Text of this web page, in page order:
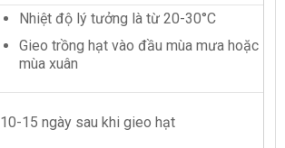
Nhiệt độ lý tưởng là từ 20-30°C
Gieo trồng hạt vào đầu mùa mưa hoặc
mùa xuân
10-15 ngày sau khi gieo hạt